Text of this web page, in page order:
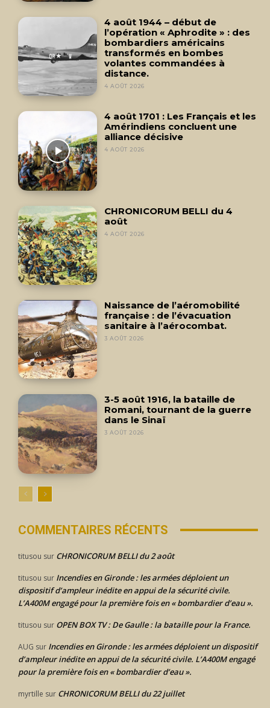
4 août 1944 – début de
l’opération « Aphrodite » : des
bombardiers américains
transformés en bombes
volantes commandées à
distance.
4 AOÛT 2026
4 août 1701 : Les Français et les
Amérindiens concluent une
alliance décisive
4 AOÛT 2026
CHRONICORUM BELLI du 4
août
4 AOÛT 2026
Naissance de l’aéromobilité
française : de l’évacuation
sanitaire à l’aérocombat.
3 AOÛT 2026
3-5 août 1916, la bataille de
Romani, tournant de la guerre
dans le Sinaï
3 AOÛT 2026
COMMENTAIRES RÉCENTS
titusou sur CHRONICORUM BELLI du 2 août
titusou sur Incendies en Gironde : les armées déploient un
dispositif d’ampleur inédite en appui de la sécurité civile.
L’A400M engagé pour la première fois en « bombardier d’eau ».
titusou sur OPEN BOX TV : De Gaulle : la bataille pour la France.
AUG sur Incendies en Gironde : les armées déploient un dispositif
d’ampleur inédite en appui de la sécurité civile. L’A400M engagé
pour la première fois en « bombardier d’eau ».
myrtille sur CHRONICORUM BELLI du 22 juillet